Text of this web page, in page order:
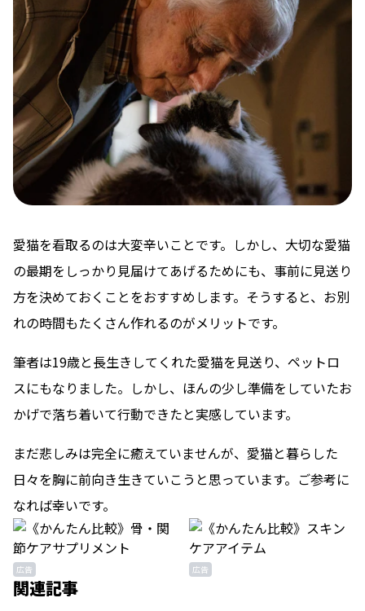
愛猫を看取るのは大変辛いことです。しかし、大切な愛猫
の最期をしっかり見届けてあげるためにも、事前に見送り
方を決めておくことをおすすめします。そうすると、お別
れの時間もたくさん作れるのがメリットです。
筆者は19歳と長生きしてくれた愛猫を見送り、ペットロ
スにもなりました。しかし、ほんの少し準備をしていたお
かげで落ち着いて行動できたと実感しています。
まだ悲しみは完全に癒えていませんが、愛猫と暮らした
日々を胸に前向き生きていこうと思っています。ご参考に
なれば幸いです。
広告 広告
関連記事